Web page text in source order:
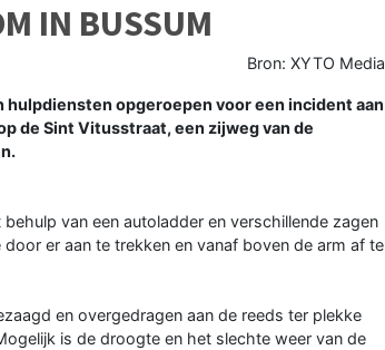
IN BUSSUM
Bron: XYTO Media
hulpdiensten opgeroepen voor een incident aan
de Sint Vitusstraat, een zijweg van de
van een autoladder en verschillende zagen
er aan te trekken en vanaf boven de arm af te
en overgedragen aan de reeds ter plekke
is de droogte en het slechte weer van de